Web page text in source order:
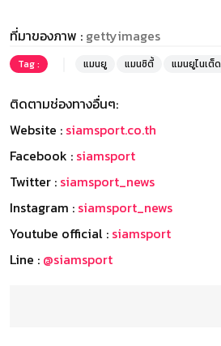
ที่มาของภาพ : gettyimages
Tag : แมนยู แมนซิตี้ แมนยูไนเต็ด
ติดตามช่องทางอื่นๆ:
Website : siamsport.co.th
Facebook : siamsport
Twitter : siamsport_news
Instagram : siamsport_news
Youtube official : siamsport
Line : @siamsport